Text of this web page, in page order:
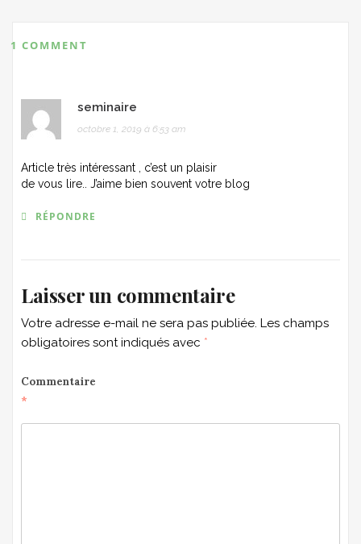
1 COMMENT
seminaire
octobre 1, 2019 à 6:53 am
Article très intéressant , c’est un plaisir
de vous lire.. J’aime bien souvent votre blog
RÉPONDRE
Laisser un commentaire
Votre adresse e-mail ne sera pas publiée. Les champs
obligatoires sont indiqués avec *
Commentaire
*